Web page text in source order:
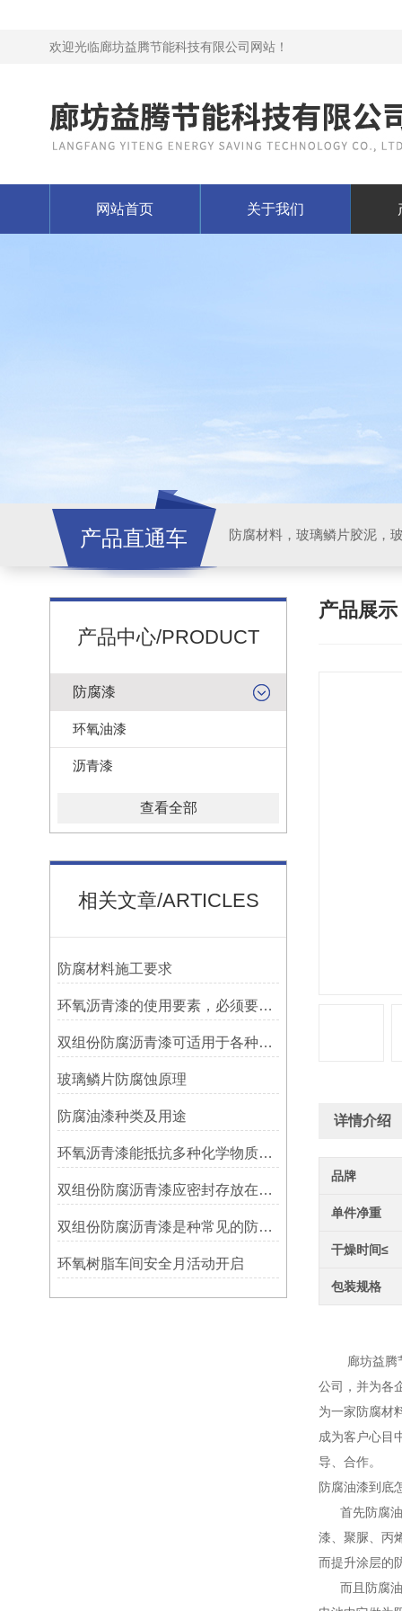
欢迎光临廊坊益腾节能科技有限公司网站！
网站首页 关于我们
产品直通车
产品中心/PRODUCT
防腐漆
环氧油漆
沥青漆
查看全部
相关文章/ARTICLES
防腐材料施工要求
环氧沥青漆的使用要素，必须要知道！
双组份防腐沥青漆可适用于各种材质的表面处理
玻璃鳞片防腐蚀原理
防腐油漆种类及用途
环氧沥青漆能抵抗多种化学物质的侵蚀
双组份防腐沥青漆应密封存放在阴凉、通风的地方
双组份防腐沥青漆是种常见的防腐涂料
环氧树脂车间安全月活动开启
产品展示
详情介绍
品牌
单件净重
干燥时间≤
包装规格
廊坊益腾节
公司，并为各
为一家防腐材
成为客户心目
导、合作。
防腐油漆到底
首先防腐油
漆、聚脲、丙
而提升涂层的
而且防腐油